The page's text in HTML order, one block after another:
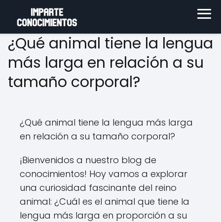
¿Qué animal tiene la lengua
más larga en relación a su
tamaño corporal?
¿Qué animal tiene la lengua más larga
en relación a su tamaño corporal?
¡Bienvenidos a nuestro blog de
conocimientos! Hoy vamos a explorar
una curiosidad fascinante del reino
animal: ¿Cuál es el animal que tiene la
lengua más larga en proporción a su